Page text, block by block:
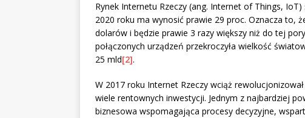
Rynek Internetu Rzeczy (ang. Internet of Things,
2020 roku ma wynosić prawie 29 proc. Oznacza to,
dolarów i będzie prawie 3 razy większy niż do tej
połączonych urządzeń przekroczyła wielkość
25 mld[2].
W 2017 roku Internet Rzeczy wciąż
wiele rentownych inwestycji. Jednym z najbardziej
biznesowa wspomagająca procesy decyzyjne,